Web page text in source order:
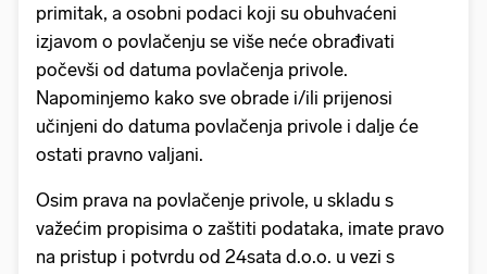
primitak, a osobni podaci koji su obuhvaćeni
izjavom o povlačenju se više neće obrađivati
počevši od datuma povlačenja privole.
Napominjemo kako sve obrade i/ili prijenosi
učinjeni do datuma povlačenja privole i dalje će
ostati pravno valjani.
Osim prava na povlačenje privole, u skladu s
važećim propisima o zaštiti podataka, imate pravo
na pristup i potvrdu od 24sata d.o.o. u vezi s